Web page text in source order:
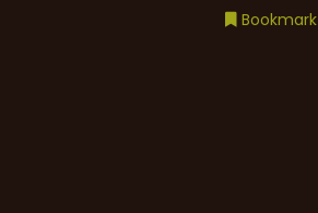
Bookmark